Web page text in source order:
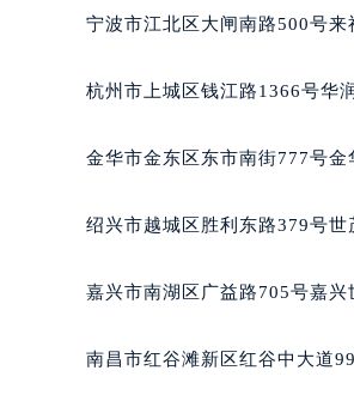
合肥市蜀山区
青岛市南区山
长春市朝阳区
昆明市盘龙区
西安市碑林区
唐山市路南区
宁波市江北区大闸南路500号来
杭州市上城区钱江路1366号华
金华市金东区东市南街777号金
绍兴市越城区胜利东路379号世
嘉兴市南湖区广益路705号嘉
南昌市红谷滩新区红谷中大道